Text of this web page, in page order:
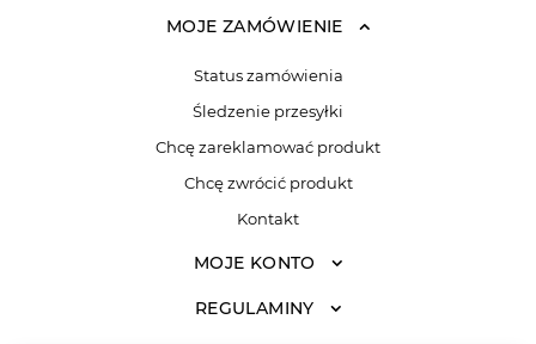
MOJE ZAMÓWIENIE
Status zamówienia
Śledzenie przesyłki
Chcę zareklamować produkt
Chcę zwrócić produkt
Kontakt
MOJE KONTO
REGULAMINY